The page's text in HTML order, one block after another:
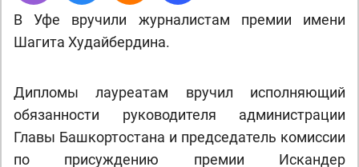
В Уфе вручили журналистам премии имени
Шагита Худайбердина.
Дипломы лауреатам вручил исполняющий
обязанности руководителя администрации
Главы Башкортостана и председатель комиссии
по присуждению премии Искандер